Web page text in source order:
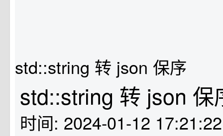
std::string 转 json 保序
std::string 转 json 保
时间: 2024-01-12